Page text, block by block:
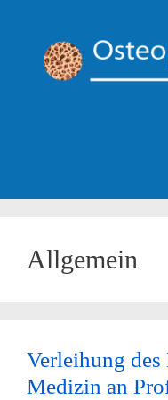
springen
Allgemein
Verleihung
Medizin an